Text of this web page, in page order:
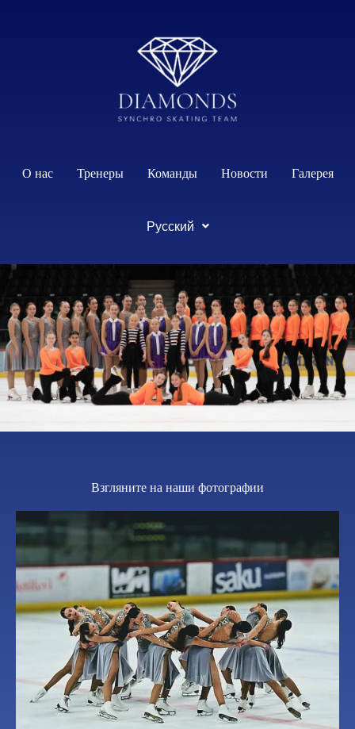
О нас Тренеры Команды Новости Галерея
Русский
Взгляните на наши фотографии